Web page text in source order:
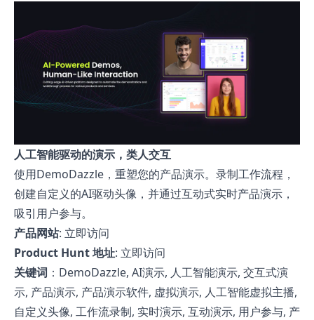
人工智能驱动的演示，类人交互
使用DemoDazzle，重塑您的产品演示。录制工作流程，
创建自定义的AI驱动头像，并通过互动式实时产品演示，
吸引用户参与。
产品网站: 立即访问
Product Hunt 地址: 立即访问
关键词 ：DemoDazzle, AI演示, 人工智能演示, 交互式演
示, 产品演示, 产品演示软件, 虚拟演示, 人工智能虚拟主播,
自定义头像, 工作流录制, 实时演示, 互动演示, 用户参与, 产